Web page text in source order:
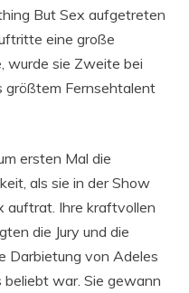
But Sex aufgetreten
eine große
wurde sie Zweite bei
größtem Fernsehtalent
ersten Mal die
als sie in der Show
auftrat. Ihre kraftvollen
die Jury und die
Darbietung von Adeles
beliebt war. Sie gewann